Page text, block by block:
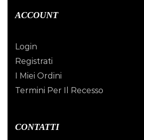
ACCOUNT
Login
Registrati
I Miei Ordini
Termini Per Il Recesso
CONTATTI